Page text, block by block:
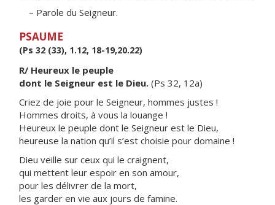
– Parole du Seigneur.
PSAUME
(Ps 32 (33), 1.12, 18-19,20.22)
R/ Heureux le peuple
dont le Seigneur est le Dieu. (Ps 32, 12a)
Criez de joie pour le Seigneur, hommes justes !
Hommes droits, à vous la louange !
Heureux le peuple dont le Seigneur est le Dieu,
heureuse la nation qu’il s’est choisie pour domaine !
Dieu veille sur ceux qui le craignent,
qui mettent leur espoir en son amour,
pour les délivrer de la mort,
les garder en vie aux jours de famine.